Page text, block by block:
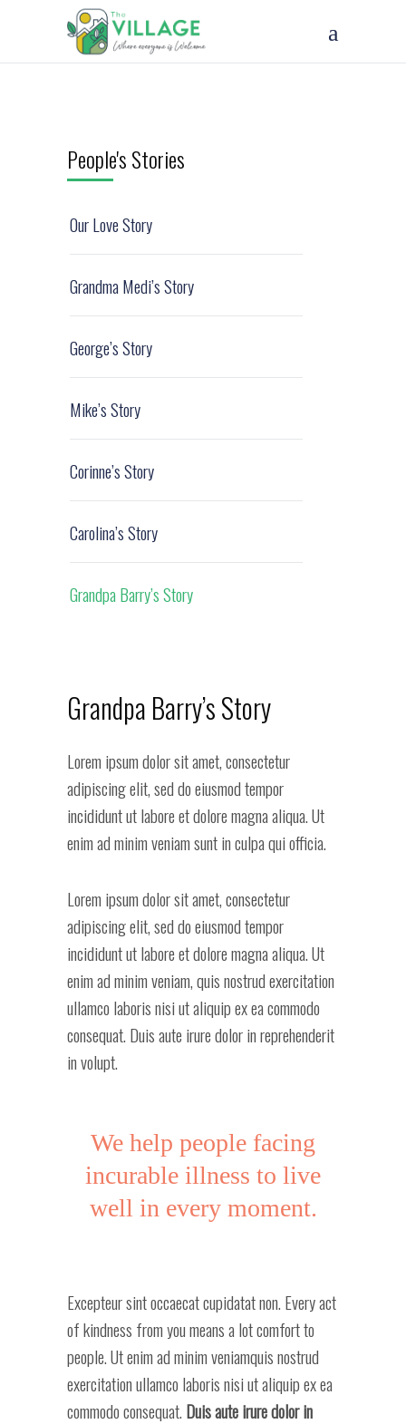
People's Stories
Our Love Story
Grandma Medi’s Story
George’s Story
Mike’s Story
Corinne’s Story
Carolina’s Story
Grandpa Barry’s Story
Grandpa Barry’s Story
Lorem ipsum dolor sit amet, consectetur
adipiscing elit, sed do eiusmod tempor
incididunt ut labore et dolore magna aliqua. Ut
enim ad minim veniam sunt in culpa qui officia.
Lorem ipsum dolor sit amet, consectetur
adipiscing elit, sed do eiusmod tempor
incididunt ut labore et dolore magna aliqua. Ut
enim ad minim veniam, quis nostrud exercitation
ullamco laboris nisi ut aliquip ex ea commodo
consequat. Duis aute irure dolor in reprehenderit
in volupt.
We help people facing
incurable illness to live
well in every moment.
Excepteur sint occaecat cupidatat non. Every act
of kindness from you means a lot comfort to
people. Ut enim ad minim veniamquis nostrud
exercitation ullamco laboris nisi ut aliquip ex ea
commodo consequat. Duis aute irure dolorin